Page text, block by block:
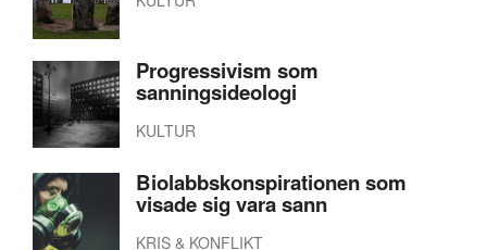
Progressivism som
sanningsideologi
KULTUR
Biolabbskonspirationen som
visade sig vara sann
KRIS & KONFLIKT